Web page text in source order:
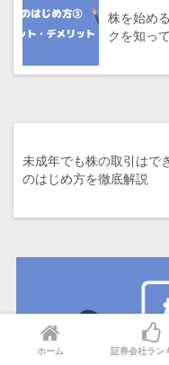
株を始め
クを知っ
未成年でも株の取引はで
のはじめ方を徹底解説
ホーム 証券会社ラン